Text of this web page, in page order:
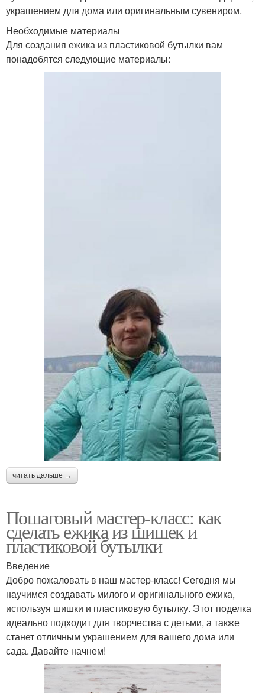
украшением для дома или оригинальным сувениром.
Необходимые материалы
Для создания ежика из пластиковой бутылки вам
понадобятся следующие материалы:
читать дальше →
Пошаговый мастер-класс: как
сделать ежика из шишек и
пластиковой бутылки
Введение
Добро пожаловать в наш мастер-класс! Сегодня мы
научимся создавать милого и оригинального ежика,
используя шишки и пластиковую бутылку. Этот поделка
идеально подходит для творчества с детьми, а также
станет отличным украшением для вашего дома или
сада. Давайте начнем!